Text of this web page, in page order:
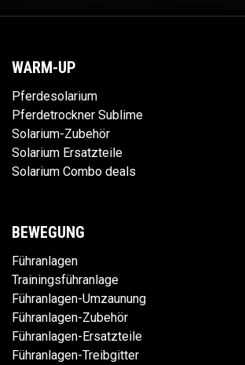
WARM-UP
Pferdesolarium
Pferdetrockner Sublime
Solarium-Zubehör
Solarium Ersatzteile
Solarium Combo deals
BEWEGUNG
Führanlagen
Trainingsführanlage
Führanlagen-Umzaunung
Führanlagen-Zubehör
Führanlagen-Ersatzteile
Führanlagen-Treibgitter